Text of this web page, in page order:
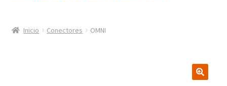
Inicio Conectores OMNI